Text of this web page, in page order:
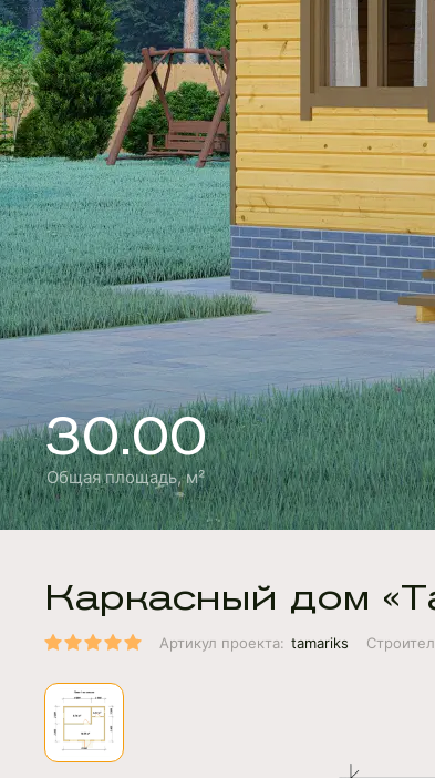
30.00
Общая площадь, м²
Каркасный дом
Артикул проекта: tamariks